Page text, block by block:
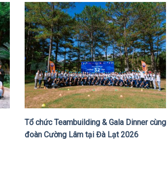
Tổ chức Teambuilding & Gala Dinner cùng
đoàn Cường Lâm tại Đà Lạt 2026